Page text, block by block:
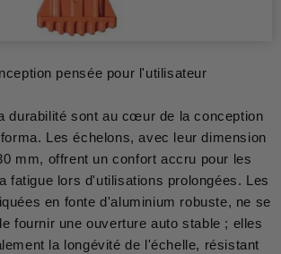
pensée pour l'utilisateur
durabilité sont au cœur de la conception
Les échelons, avec leur dimension
mm, offrent un confort accru pour les
fatigue lors d'utilisations prolongées. Les
en fonte d'aluminium robuste, ne se
fournir une ouverture auto stable ; elles
la longévité de l'échelle, résistant